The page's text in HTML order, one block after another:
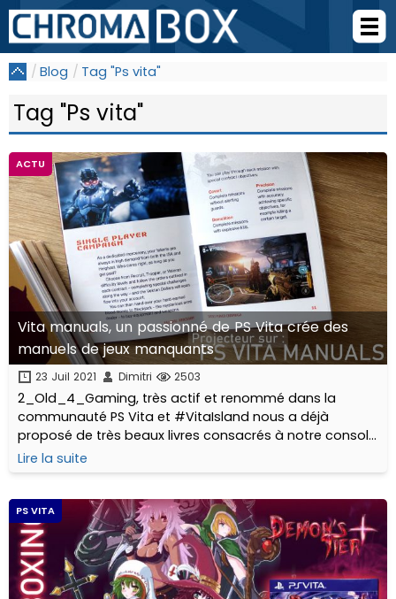
Blog Tag "Ps vita"
Tag "Ps vita"
ACTU
Vita manuals, un passionné de PS Vita crée des
manuels de jeux manquants
23 Juil 2021 Dimitri 2503
2_Old_4_Gaming, très actif et renommé dans la
communauté PS Vita et #VitaIsland nous a déjà
proposé de très beaux livres consacrés à notre console
portable fétiche. C'est aujourd'hui au travers de
manuels sur mesure dédiés à ses plus beaux hits qu'il...
Lire la suite
PS VITA